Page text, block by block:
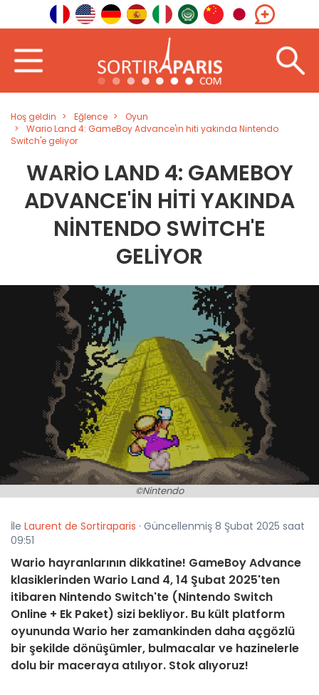
Hoş geldin Eğlence
Oyun
Wario Land 4: GameBoy Advance'in hiti yakında Nintendo
Switch'e geliyor
WARIO LAND 4: GAMEBOY
ADVANCE'IN HITI YAKINDA
NINTENDO SWITCH'E
GELIYOR
©Nintendo
İle Laurent de Sortiraparis · Güncellenmiş 8 Şubat 2025 saat
09:51
Wario hayranlarının dikkatine! GameBoy Advance
klasiklerinden Wario Land 4, 14 Şubat 2025'ten
itibaren Nintendo Switch'te (Nintendo Switch
Online + Ek Paket) sizi bekliyor. Bu kült platform
oyununda Wario her zamankinden daha açgözlü
bir şekilde dönüşümler, bulmacalar ve hazinelerle
dolu bir maceraya atılıyor. Stok alıyoruz!